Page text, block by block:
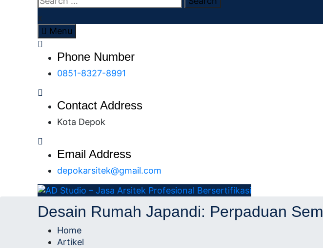
x
Menu
Phone Number
0851-8327-8991
Contact Address
Kota Depok
Email Address
depokarsitek@gmail.com
AD Studio – Jasa Arsitek
Profesional Bersertifikasi
Desain Rumah Japandi: Perpaduan
Home
Artikel